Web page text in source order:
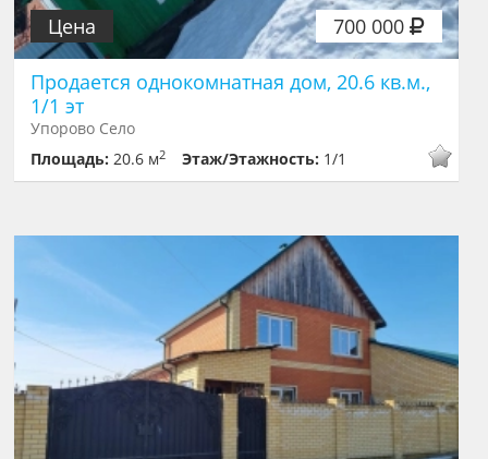
700 000
Цена
Продается однокомнатная дом, 20.6 кв.м.,
1/1 эт
Упорово Село
Площадь:20.6 м2 Этаж/Этажность: 1/1